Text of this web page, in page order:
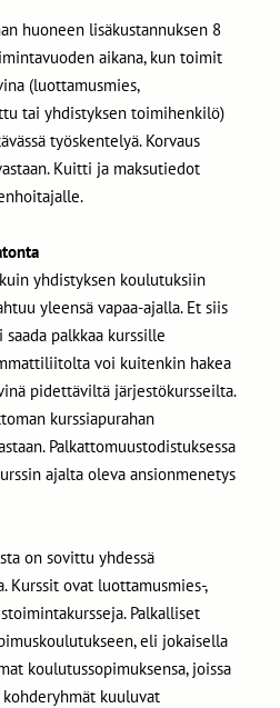
huoneen lisäkustannuksen 8
aikana, kun toimit
(luottamusmies,
tai yhdistyksen toimihenkilö)
työskentelyä. Korvaus
Kuitti ja maksutiedot
yhdistyksen koulutuksiin
yleensä vapaa-ajalla. Et siis
palkkaa kurssille
voi kuitenkin hakea
pidettäviltä järjestökursseilta.
kurssiapurahan
Palkattomuustodistuksessa
ajalta oleva ansionmenetys
on sovittu yhdessä
Kurssit ovat luottamusmies-,
Palkalliset
eli jokaisella
koulutussopimuksensa, joissa
kuuluvat